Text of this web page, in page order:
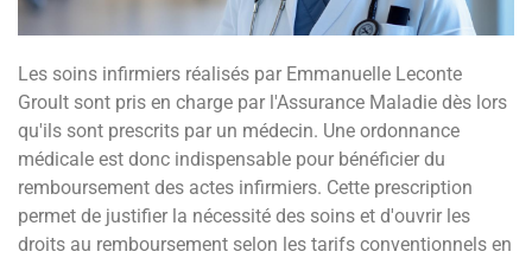
Les soins infirmiers réalisés par Emmanuelle Leconte
Groult sont pris en charge par l'Assurance Maladie dès lors
qu'ils sont prescrits par un médecin. Une ordonnance
médicale est donc indispensable pour bénéficier du
remboursement des actes infirmiers. Cette prescription
permet de justifier la nécessité des soins et d'ouvrir les
droits au remboursement selon les tarifs conventionnels en